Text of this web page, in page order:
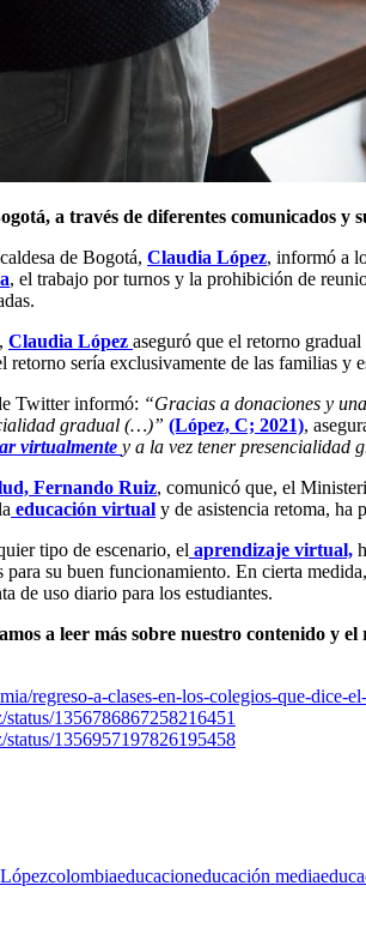
a través de diferentes comunicados
de Bogotá, Claudia López, informó a
, el trabajo por turnos y la prohibición de
Claudia López aseguró que el retorno
retorno sería exclusivamente de las familias y
Twitter informó: “Gracias a donaciones y
gradual (…)” (López, C; 2021),
virtualmente y a la vez tener presencialidad
Fernando Ruiz, comunicó que, el
educación virtual y de asistencia retoma, ha
tipo de escenario, el aprendizaje virtual,
para su buen funcionamiento. En cierta
de uso diario para los estudiantes.
a leer más sobre nuestro contenido y el
regreso-a-clases-en-los-colegios-que-dice-
1356786867258216451
1356957197826195458
colombiaeducacioneducación media